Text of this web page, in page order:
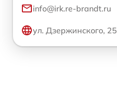
info@irk.re-brandt.ru
ул. Дзержинского, 25